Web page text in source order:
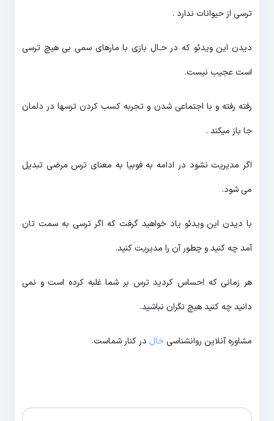
ترسی از حیوانات ندارد .
دیدن این ویدئو که در حـال بازی با مارهای سمی بی هیچ ترسی
است عجیب نیست.
رفته رفته و با اجتماعی شدن و تجربه کسب کردن ترسها در دلمان
جا باز میکند .
اگر مدیریت نشود در ادامه به فوبیا به معنای ترس مرضی تبدیل
می شود.
با دیدن این ویدئو یاد خواهید گرفت که اگر ترسی به سمت تان
آمد چه کنید و چطور آن را مدیریت کنید.
هر زمانی که احساس کردید ترس بر شما غلبه کرده است و نمی
دانید چه کنید هیچ نگران نباشید.
مشاوره آنلاین روانشناسی حال در کنار شماست.